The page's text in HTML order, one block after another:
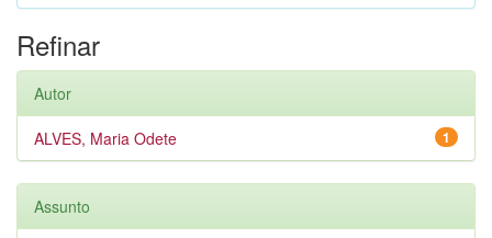
Refinar
Autor
1
ALVES, Maria Odete
Assunto